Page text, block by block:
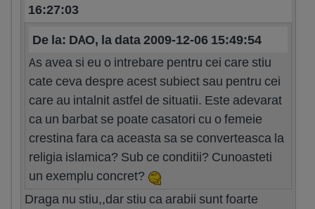
16:27:03
De la: DAO, la data 2009-12-06 15:49:54
As avea si eu o intrebare pentru cei care stiu
cate ceva despre acest subiect sau pentru cei
care au intalnit astfel de situatii. Este adevarat
ca un barbat se poate casatori cu o femeie
crestina fara ca aceasta sa se converteasca la
religia islamica? Sub ce conditii? Cunoasteti
un exemplu concret?
Draga nu stiu,,dar stiu ca arabii sunt foarte